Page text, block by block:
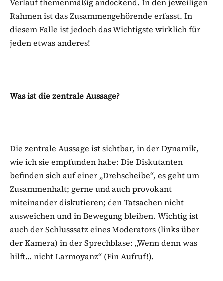
Verlauf themenmäßig andockend. In den jeweiligen
Rahmen ist das Zusammengehörende erfasst. In
diesem Falle ist jedoch das Wichtigste wirklich für
jeden etwas anderes!
Was ist die zentrale Aussage?
Die zentrale Aussage ist sichtbar, in der Dynamik,
wie ich sie empfunden habe: Die Diskutanten
befinden sich auf einer „Drehscheibe“, es geht um
Zusammenhalt; gerne und auch provokant
miteinander diskutieren; den Tatsachen nicht
ausweichen und in Bewegung bleiben. Wichtig ist
auch der Schlusssatz eines Moderators (links über
der Kamera) in der Sprechblase: „Wenn denn was
hilft… nicht Larmoyanz“ (Ein Aufruf!).